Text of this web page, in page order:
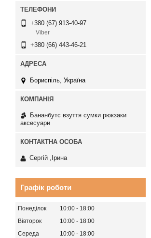
+380 (67) 913-40-97
Viber
+380 (66) 443-46-21
Бориспіль, Україна
Бананбутс взуття сумки рюкзаки
аксесуари
Сергій ,Ірина
Графік роботи
Понеділок 10:00
18:00
Вівторок
10:00
18:00
Середа
10:00
18:00